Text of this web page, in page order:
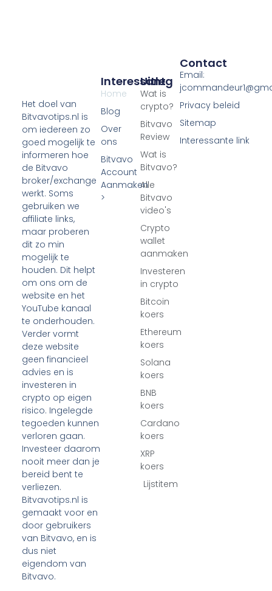
Het doel van
Bitvavotips.nl is
om iedereen zo
goed mogelijk te
informeren hoe
de Bitvavo
broker/exchange
werkt. Soms
gebruiken we
affiliate links,
maar proberen
dit zo min
mogelijk te
houden. Dit helpt
om ons om de
website en het
YouTube kanaal
te onderhouden.
Verder vormt
deze website
geen financieel
advies en is
investeren in
crypto op eigen
risico. Ingelegde
tegoeden kunnen
verloren gaan.
Investeer daarom
nooit meer dan je
bereid bent te
verliezen.
Bitvavotips.nl is
gemaakt voor en
door gebruikers
van Bitvavo, en is
dus niet
eigendom van
Bitvavo.
Uitleg
Wat is
crypto?
Bitvavo
Review
Wat is
Bitvavo?
Alle
Bitvavo
video's
Crypto
wallet
aanmaken
Investeren
in crypto
Bitcoin
koers
Ethereum
koers
Solana
koers
BNB
koers
Cardano
koers
XRP
koers
Lijstitem
Interessant
Home
Blog
Over
ons
Bitvavo
Account
Aanmaken
>
Contact
Email:
Privacy beleid
Sitemap
Interessante link